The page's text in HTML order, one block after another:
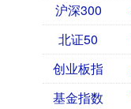
沪深300
北证50
创业板指
基金指数